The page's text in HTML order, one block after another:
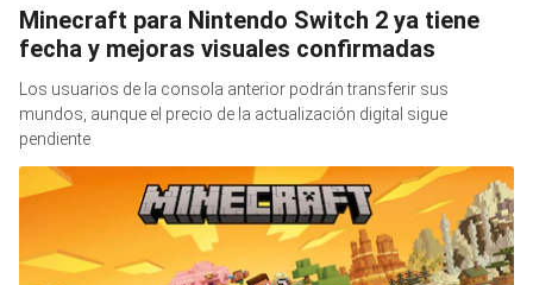
Minecraft para Nintendo Switch 2 ya tiene
fecha y mejoras visuales confirmadas
Los usuarios de la consola anterior podrán transferir sus
mundos, aunque el precio de la actualización digital sigue
pendiente